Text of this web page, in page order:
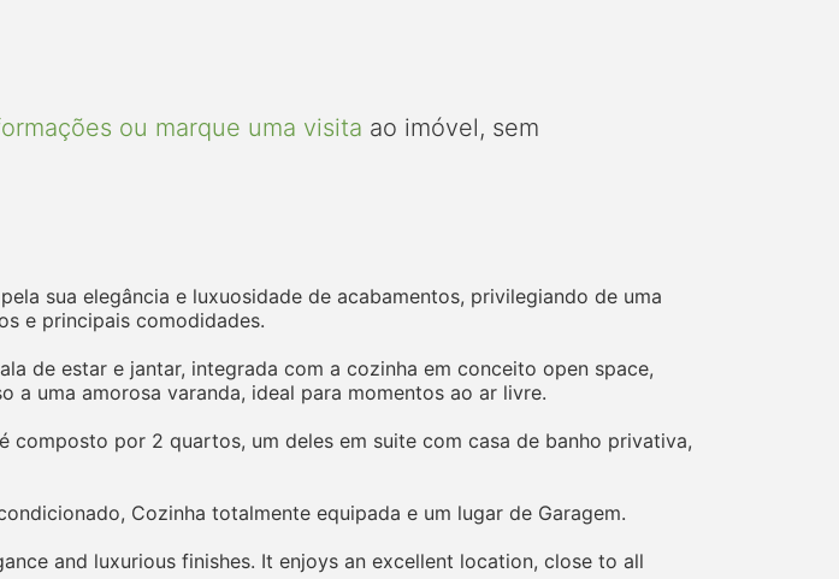
ou marque uma visita ao imóvel, sem
sua elegância e luxuosidade de acabamentos, privilegiando de uma
e principais comodidades.
de estar e jantar, integrada com a cozinha em conceito open space,
uma amorosa varanda, ideal para momentos ao ar livre.
por 2 quartos, um deles em suite com casa de banho privativa,
Cozinha totalmente equipada e um lugar de Garagem.
and luxurious finishes. It enjoys an excellent location, close to all